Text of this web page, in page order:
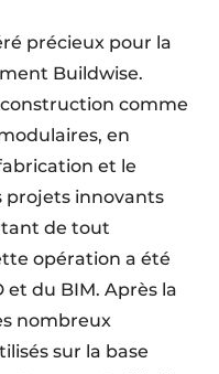
précieux pour la
Buildwise.
comme
en
et le
projets innovants
de tout
opération a été
et du BIM. Après la
nombreux
sur la base